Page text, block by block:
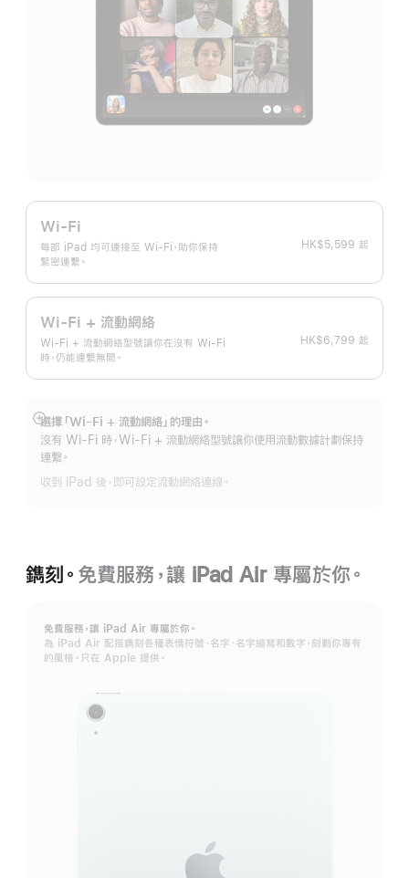
Wi-Fi
每部 iPad 均可連接至 Wi-Fi，助你保持
緊密連繫。
HK$5,599 起
Wi-Fi + 流動網絡
Wi-Fi + 流動網絡型號讓你在沒有 Wi-Fi
時，仍能連繫無間。
HK$6,799 起
選擇「Wi-Fi + 流動網絡」的理由。
沒有 Wi-Fi 時，Wi-Fi + 流動網絡型號讓你使用流動數據計劃保持
連繫。
收到 iPad 後，即可設定流動網絡連線。
顯
示
更
多
鐫刻。 免費服務，讓 iPad Air 專屬於你。
免費服務，讓 iPad Air 專屬於你。
為 iPad Air 配搭鐫刻各種表情符號、名字、名字縮寫和數字，刻劃你專有
的風格。只在 Apple 提供。